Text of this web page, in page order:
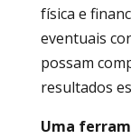
física e
eventuais
possam
resultados
Uma